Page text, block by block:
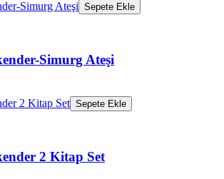
Sepete Ekle
Simurg Ateşi
Sepete Ekle
2 Kitap Set